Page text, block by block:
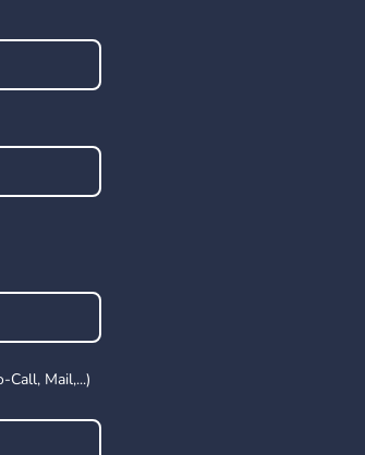
Call, Mail,...)